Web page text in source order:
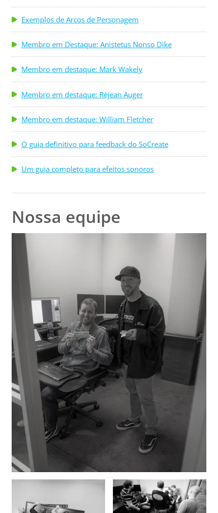
Exemplos de Arcos de Personagem
Membro em Destaque: Anistetus Nonso Dike
Membro em destaque: Mark Wakely
Membro em destaque: Réjean Auger
Membro em destaque: William Fletcher
O guia definitivo para feedback do SoCreate
Um guia completo para efeitos sonoros
Nossa equipe